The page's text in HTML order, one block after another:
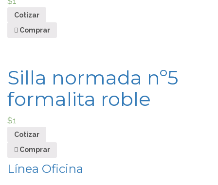
Cotizar
Comprar
Silla normada nº5
formalita roble
$1
Cotizar
Comprar
Línea Oficina